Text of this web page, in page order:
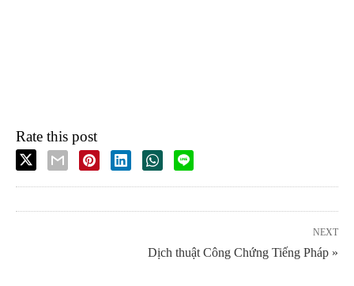
Rate this post
NEXT
Dịch thuật Công Chứng Tiếng Pháp »